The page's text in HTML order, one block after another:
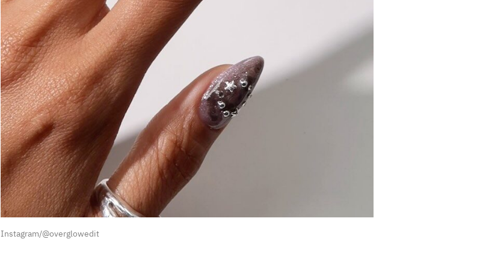
Instagram/@overglowedit